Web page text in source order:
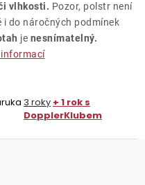
vlhkosti. Pozor, polstr není
i do náročných podmínek
je nesnímatelný.
informací
3 roky + 1 rok s
DopplerKlubem